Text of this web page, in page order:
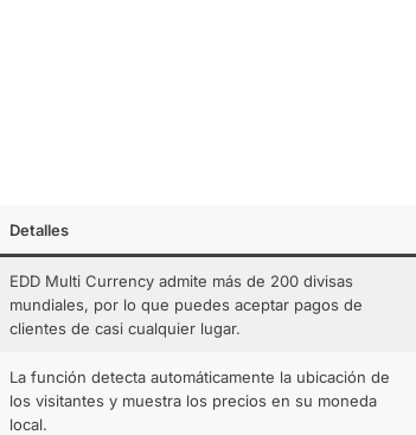
Detalles
EDD Multi Currency admite más de 200 divisas
mundiales, por lo que puedes aceptar pagos de
clientes de casi cualquier lugar.
La función detecta automáticamente la ubicación de
los visitantes y muestra los precios en su moneda
local.